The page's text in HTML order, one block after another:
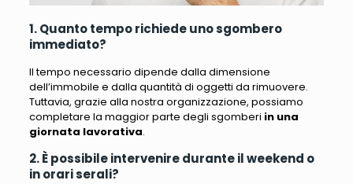
1. Quanto tempo richiede uno sgombero
immediato?
Il tempo necessario dipende dalla dimensione
dell’immobile e dalla quantità di oggetti da rimuovere.
Tuttavia, grazie alla nostra organizzazione, possiamo
completare la maggior parte degli sgomberi in una
giornata lavorativa.
2. È possibile intervenire durante il weekend o
in orari serali?